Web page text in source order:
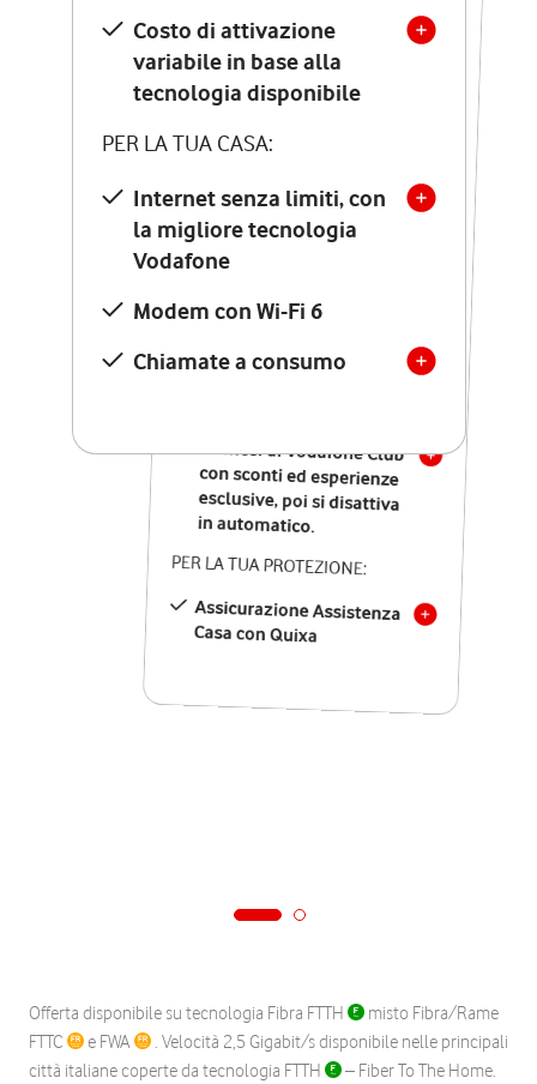
Costo di attivazione
variabile in base alla
tecnologia disponibile
PER LA TUA CASA:
Internet senza limiti, con
la migliore tecnologia
Vodafone
Modem con Wi-Fi 6
Chiamate a consumo
Costo di attivazione
variabile in base alla
tecnologia disponibile
PER LA TUA CASA:
Internet senza limiti, con
la migliore tecnologia
Vodafone
Modem Seven con Wi-Fi 7
Chiamate illimitate verso
numeri fissi e mobili
nazionali
12 mesi di Vodafone Club
con sconti ed esperienze
esclusive, poi si disattiva
in automatico.
PER LA TUA PROTEZIONE:
Assicurazione Assistenza
Casa con Quixa
Offerta disponibile su tecnologia Fibra FTTH
misto Fibra/Rame
FTTC
e FWA
. Velocità 2,5 Gigabit/s disponibile nelle principali
città italiane coperte da tecnologia FTTH
– Fiber To The Home.